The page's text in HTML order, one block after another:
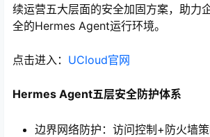
续运营五大层面的安全加固方案，助力
全的Hermes Agent运行环境。
点击进入： UCloud官网
Hermes Agent五层安全防护体系
边界网络防护：访问控制+防火墙